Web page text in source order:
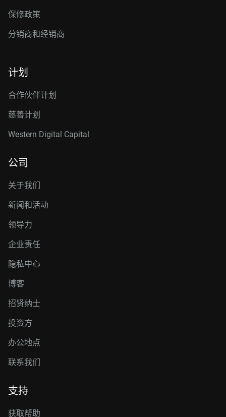
保修政策
分销商和经销商
计划
合作伙伴计划
慈善计划
Western Digital Capital
公司
关于我们
新闻和活动
领导力
企业责任
隐私中心
博客
招贤纳士
投资方
办公地点
联系我们
支持
获取帮助